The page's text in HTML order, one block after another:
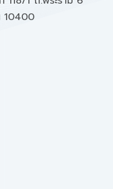
10400